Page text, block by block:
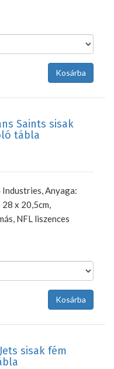
Saints sisak
tábla
Anyaga:
x 20,5cm,
NFL liszences
sisak fém